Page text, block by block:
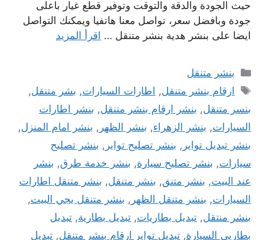
حيث الجودة والدقة والتوقت وتوفير قطع غيار باعلى
جودة وبافضل سعر، تواصل معنا هاتفيا ويمكنك التواصل
ايضا على بنشر هدية بنشر متنقل … اقرأ المزيد
التصنيفات
بنشر متنقل
الوسوم
ارقام بنشر متنقل, اطارات السيارات, بشر متنقل,
بنسر متنقل, بنشر ارقام بنشر متنقل, بنشر اطارات
السيارات, بنشر الزهراء, بنشر الظهر , بنشر امام المنزل,
بنشر تبديل تواير , بنشر تصليح تواير , بنشر تصليح
سيارات, بنشر تصليح سيارة, بنشر خدمة طرق, بنشر
عند البيت, بنشر متنق, بنشر متنقل, بنشر متنقل اطارات
السيارات, بنشر متنقل الظهر , بنشر متنقل يجي البيت,
بنشر منتقل, تبديل بطاريات, تبديل بطارية, تبديل
بطاريى السيارة, تبديل تواير ارقام بنشر متنقل, تبديل